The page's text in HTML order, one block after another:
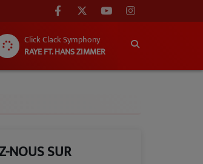
Click Clack Symphony
RAYE FT. HANS ZIMMER
NOUS SUR